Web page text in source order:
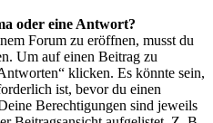
oder eine Antwort?
Forum zu eröffnen, musst du
Um auf einen Beitrag zu
klicken. Es könnte sein,
ist, bevor du einen
Berechtigungen sind jeweils